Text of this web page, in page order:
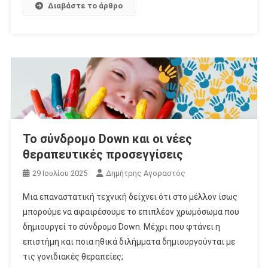
Διαβάστε το άρθρο
Το σύνδρομο Down και οι νέες
θεραπευτικές προσεγγίσεις
29 Ιουλίου 2025 Δημήτρης Αγοραστός
Μια επαναστατική τεχνική δείχνει ότι στο μέλλον ίσως
μπορούμε να αφαιρέσουμε το επιπλέον χρωμόσωμα που
δημιουργεί το σύνδρομο Down. Μέχρι που φτάνει η
επιστήμη και ποια ηθικά διλήμματα δημιουργούνται με
τις γονιδιακές θεραπείες;